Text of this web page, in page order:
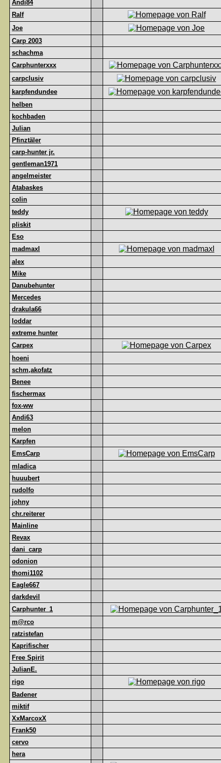
Andi84
Ralf
Joe
Carp 2003
schachma
Carphunterxxx
carpclusiv
karpfendundee
helben
kochbaden
Julian
Pfinztäler
carp-hunter jr.
gentleman1971
angelmeister
Atabaskes
colin
teddy
pliskit
Eso
madmaxl
alex
Mike
Danubehunter
Mercedes
drakula66
loddar
extreme hunter
Carpex
hoeni
schm,akofatz
Benee
fischermax
fox-ww
Andi63
melon
Karpfen
EmsCarp
mladica
huuubert
rudolfo
johny
chr.reiterer
Mainline
Revax
dani_carp
odonion
thomi1102
Eagle667
darkdevil
Carphunter_1
m@rco
ratzistefan
Kaprifischer
Free Spirit
JulianE.
rigo
Badener
miktif
XxMarcoxX
Frank50
cervo
hera